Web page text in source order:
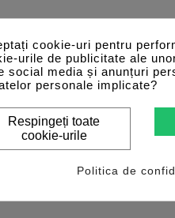
cookie-uri pentru
urile de publicitate ale
social media și anunțuri
personale implicate?
Respingeți toate
cookie-urile
Politica de